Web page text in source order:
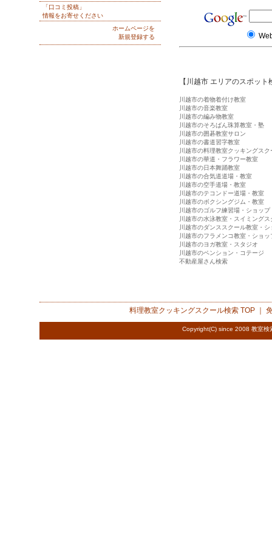
【川越市 エリアのスポット
川越市の着物着付け教室
川越市の音楽教室
川越市の編み物教室
川越市のそろばん珠算教室・塾
川越市の囲碁教室サロン
川越市の書道習字教室
川越市の料理教室クッキングスク
川越市の華道・フラワー教室
川越市の日本舞踊教室
川越市の合気道道場・教室
川越市の空手道場・教室
川越市のテコンドー道場・教室
川越市のボクシングジム・教室
川越市のゴルフ練習場・ショップ
川越市の水泳教室・スイミングス
川越市のダンススクール教室・シ
川越市のフラメンコ教室・ショッ
川越市のヨガ教室・スタジオ
川越市のペンション・コテージ
不動産屋さん検索
「口コミ投稿」
情報をお寄せください
ホームページを
新規登録する
料理教室クッキングスクール検索TOP ｜
Copyright(C) since 2008 教室検